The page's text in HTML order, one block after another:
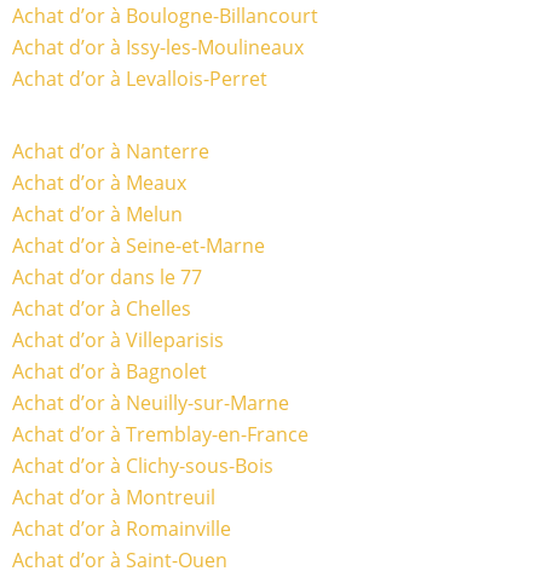
Achat d’or à Boulogne-Billancourt
Achat d’or à Issy-les-Moulineaux
Achat d’or à Levallois-Perret
Achat d’or à Nanterre
Achat d’or à Meaux
Achat d’or à Melun
Achat d’or à Seine-et-Marne
Achat d’or dans le 77
Achat d’or à Chelles
Achat d’or à Villeparisis
Achat d’or à Bagnolet
Achat d’or à Neuilly-sur-Marne
Achat d’or à Tremblay-en-France
Achat d’or à Clichy-sous-Bois
Achat d’or à Montreuil
Achat d’or à Romainville
Achat d’or à Saint-Ouen